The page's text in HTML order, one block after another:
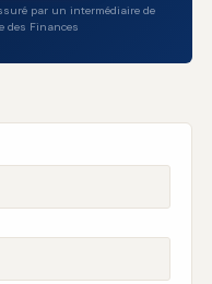
par un intermédiaire de
des Finances